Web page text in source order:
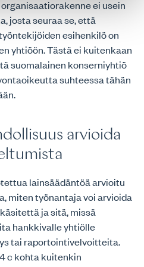
ei usein
josta seuraa se, että
esihenkilö on
yhtiöön. Tästä ei kuitenkaan
suomalainen konserniyhtiö
suhteessa tähän
arvioida
lainsäädäntöä arvioitu
miten työnantaja voi arvioida
ja sitä, missä
hankkivalle yhtiölle
tai raportointivelvoitteita.
c kohta kuitenkin